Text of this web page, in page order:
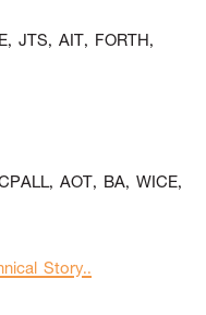
JTS, AIT, FORTH,
AOT, BA, WICE,
Story..